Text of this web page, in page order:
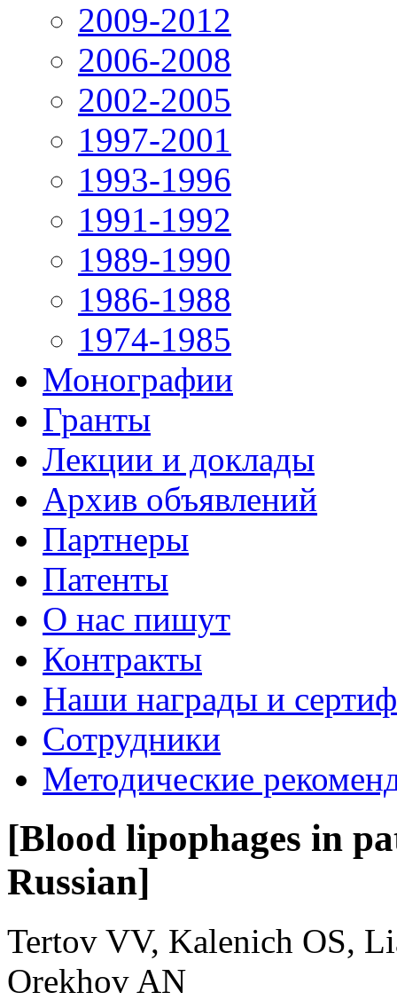
2009-2012
2006-2008
2002-2005
1997-2001
1993-1996
1991-1992
1989-1990
1986-1988
1974-1985
Монографии
Гранты
Лекции и доклады
Архив объявлений
Партнеры
Патенты
О нас пишут
Контракты
Наши награды и
Сотрудники
Методические
[Blood lipophages in
Russian]
Tertov VV, Kalenich OS,
Orekhov AN